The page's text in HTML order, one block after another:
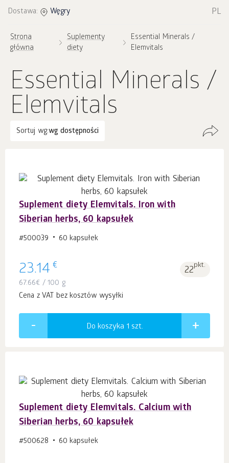
Dostawa: Węgry PL
Strona
główna
Suplementy
diety
Essential Minerals /
Elemvitals
Essential Minerals /
Elemvitals
Sortuj wg:wg dostępności
Suplement diety Elemvitals. Iron with
Siberian herbs, 60 kapsułek
#500039 60 kapsułek
23.14 € 22pkt.
67.66€ / 100 g
Cena z VAT bez kosztów wysyłki
Do koszyka 1 szt.
Suplement diety Elemvitals. Calcium with
Siberian herbs, 60 kapsułek
#500628 60 kapsułek